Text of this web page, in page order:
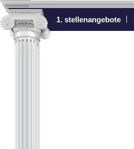
1. stellenangebote